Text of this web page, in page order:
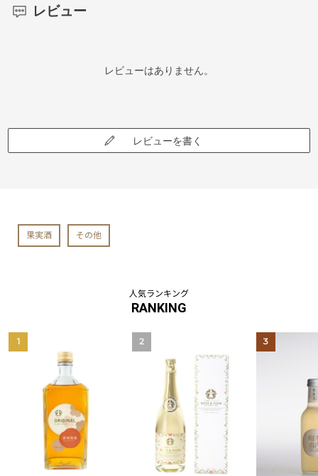
レビュー
レビューはありません。
レビューを書く
果実酒 その他
人気ランキング
RANKING
1 2 3